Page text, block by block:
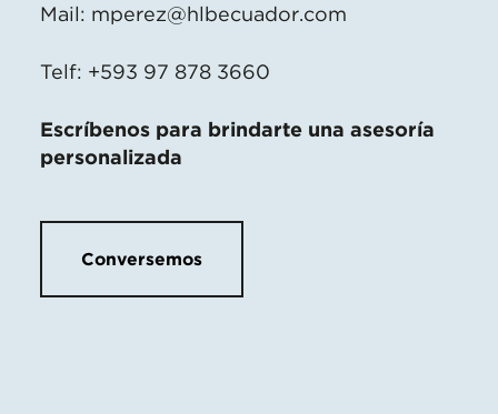
Mail: mperez@hlbecuador.com
Telf: +593 97 878 3660
Escríbenos para brindarte una asesoría
personalizada
Conversemos